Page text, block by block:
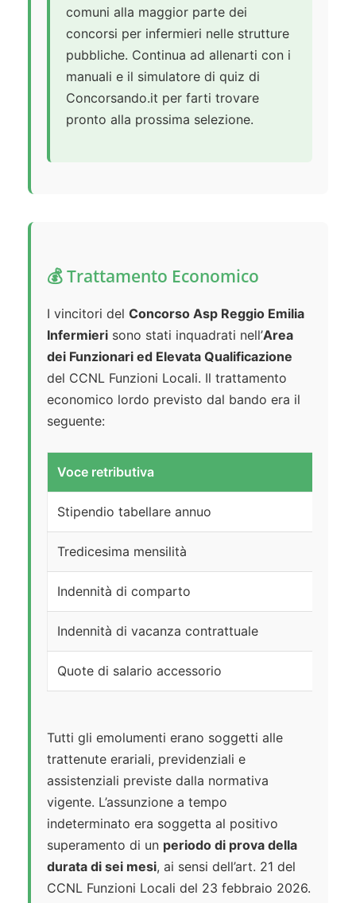
comuni alla maggior parte dei
concorsi per infermieri nelle strutture
pubbliche. Continua ad allenarti con i
manuali e il simulatore di quiz di
Concorsando.it per farti trovare
pronto alla prossima selezione.
💰 Trattamento Economico
I vincitori del Concorso Asp Reggio Emilia
Infermieri sono stati inquadrati nell’Area
dei Funzionari ed Elevata Qualificazione
del CCNL Funzioni Locali. Il trattamento
economico lordo previsto dal bando era il
seguente:
Voce retributiva
Stipendio tabellare annuo
Tredicesima mensilità
Indennità di comparto
Indennità di vacanza contrattuale
Quote di salario accessorio
Tutti gli emolumenti erano soggetti alle
trattenute erariali, previdenziali e
assistenziali previste dalla normativa
vigente. L’assunzione a tempo
indeterminato era soggetta al positivo
superamento di un periodo di prova della
durata di sei mesi, ai sensi dell’art. 21 del
CCNL Funzioni Locali del 23 febbraio 2026.